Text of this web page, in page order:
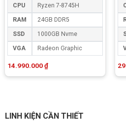
CPU Ryzen 7-8745H
RAM 24GB DDR5
SSD 1000GB Nvme
VGA Radeon Graphic
14.990.000₫
LINH KIỆN CẦN THIẾT